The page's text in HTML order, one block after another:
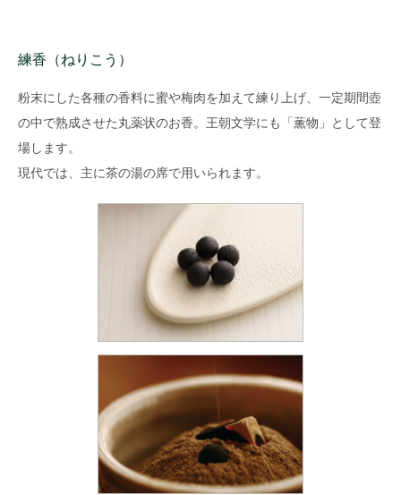
練香（ねりこう）
粉末にした各種の香料に蜜や梅肉を加えて練り上げ、一定期間壺
の中で熟成させた丸薬状のお香。王朝文学にも「薫物」として登
場します。
現代では、主に茶の湯の席で用いられます。